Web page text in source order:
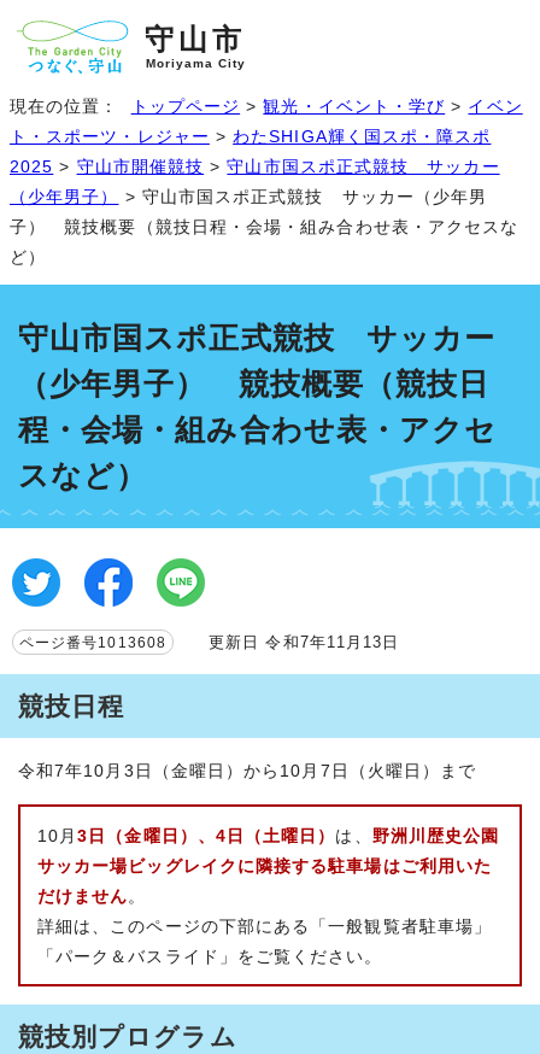
守山市
Moriyama City
現在の位置： トップページ >観光・イベント・学び > イベン
ト・スポーツ・レジャー >わたSHIGA輝く国スポ・障スポ
2025 > 守山市開催競技 >守山市国スポ正式競技 サッカー
（少年男子）
> 守山市国スポ正式競技 サッカー（少年男
子） 競技概要（競技日程・会場・組み合わせ表・アクセスな
ど）
守山市国スポ正式競技 サッカー
（少年男子） 競技概要（競技日
程・会場・組み合わせ表・アクセ
スなど）
ページ番号1013608 更新日 令和7年11月13日
競技日程
令和7年10月3日（金曜日）から10月7日（火曜日）まで
10月3日（金曜日）、4日（土曜日） は、 野洲川歴史公園
サッカー場ビッグレイクに隣接する駐車場はご利用いた
だけません。
詳細は、このページの下部にある「一般観覧者駐車場」
「パーク＆バスライド」をご覧ください。
競技別プログラム